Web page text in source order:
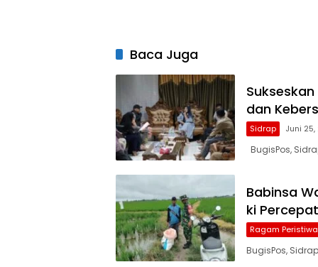
Baca Juga
dan
Sidrap Juni
BugisPos,
Babinsa
ki
Ragam Peristiwa
BugisPos,